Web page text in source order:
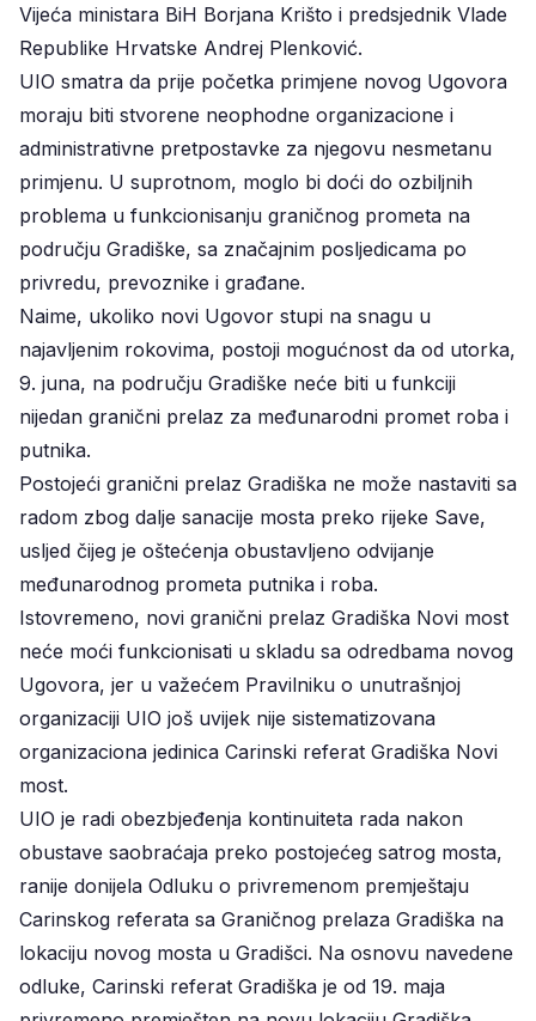
Vijeća ministara BiH Borjana Krišto i predsjednik Vlade
Republike Hrvatske Andrej Plenković.
UIO smatra da prije početka primjene novog Ugovora
moraju biti stvorene neophodne organizacione i
administrativne pretpostavke za njegovu nesmetanu
primjenu. U suprotnom, moglo bi doći do ozbiljnih
problema u funkcionisanju graničnog prometa na
području Gradiške, sa značajnim posljedicama po
privredu, prevoznike i građane.
Naime, ukoliko novi Ugovor stupi na snagu u
najavljenim rokovima, postoji mogućnost da od utorka,
9. juna, na području Gradiške neće biti u funkciji
nijedan granični prelaz za međunarodni promet roba i
putnika.
Postojeći granični prelaz Gradiška ne može nastaviti sa
radom zbog dalje sanacije mosta preko rijeke Save,
usljed čijeg je oštećenja obustavljeno odvijanje
međunarodnog prometa putnika i roba.
Istovremeno, novi granični prelaz Gradiška Novi most
neće moći funkcionisati u skladu sa odredbama novog
Ugovora, jer u važećem Pravilniku o unutrašnjoj
organizaciji UIO još uvijek nije sistematizovana
organizaciona jedinica Carinski referat Gradiška Novi
most.
UIO je radi obezbjeđenja kontinuiteta rada nakon
obustave saobraćaja preko postojećeg satrog mosta,
ranije donijela Odluku o privremenom premještaju
Carinskog referata sa Graničnog prelaza Gradiška na
lokaciju novog mosta u Gradišci. Na osnovu navedene
odluke, Carinski referat Gradiška je od 19. maja